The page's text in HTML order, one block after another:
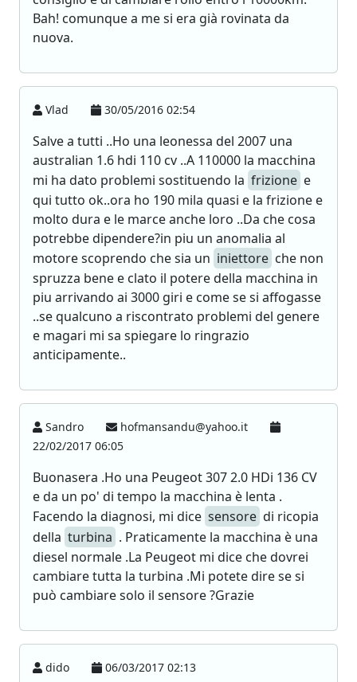
Bah! comunque a me si era già rovinata da
nuova.
Vlad 30/05/2016 02:54
Salve a tutti ..Ho una leonessa del 2007 una
australian 1.6 hdi 110 cv ..A 110000 la macchina
mi ha dato problemi sostituendo la frizione e
qui tutto ok..ora ho 190 mila quasi e la frizione e
molto dura e le marce anche loro ..Da che cosa
potrebbe dipendere?in piu un anomalia al
motore scoprendo che sia un iniettore che non
spruzza bene e clato il potere della macchina in
piu arrivando ai 3000 giri e come se si affogasse
..se qualcuno a riscontrato problemi del genere
e magari mi sa spiegare lo ringrazio
anticipamente..
Sandro
hofmansandu@yahoo.it
22/02/2017 06:05
Buonasera .Ho una Peugeot 307 2.0 HDi 136 CV
e da un po' di tempo la macchina è lenta .
Facendo la diagnosi, mi dice sensore di ricopia
della turbina . Praticamente la macchina è una
diesel normale .La Peugeot mi dice che dovrei
cambiare tutta la turbina .Mi potete dire se si
può cambiare solo il sensore ?Grazie
dido 06/03/2017 02:13